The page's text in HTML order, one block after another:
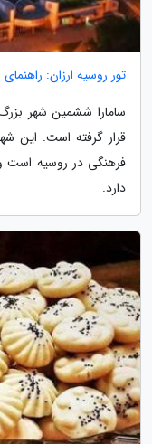
تور روسیه ارزان:
سامارا ششمین شهر
قرار گرفته است. این
دارد.